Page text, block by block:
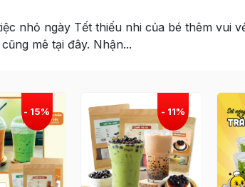
nhỏ ngày Tết thiếu nhi của bé thêm vui
mê tại đây. Nhận...